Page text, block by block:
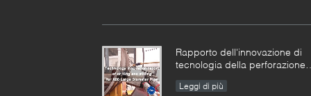
Rapporto dell'innovazione di
tecnologia della perforazione e
diametro Pipe-SFM3648H
Leggi di più